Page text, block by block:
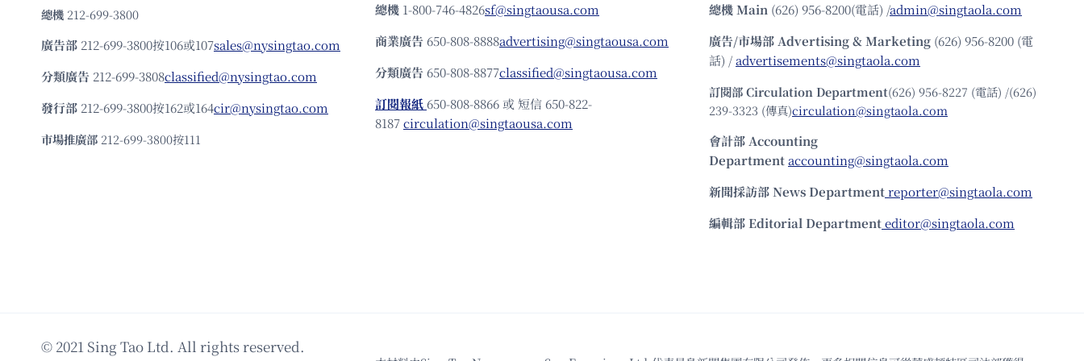
總機 212-699-3800
廣告部 212-699-3800按106或107sales@nysingtao.com
分類廣告 212-699-3808classified@nysingtao.com
發⾏部 212-699-3800按162或164cir@nysingtao.com
市場推廣部 212-699-3800按111
總機 1-800-746-4826sf@singtaousa.com
商業廣告 650-808-8888advertising@singtaousa.com
分類廣告 650-808-8877classified@singtaousa.com
訂閱報紙 650-808-8866 或 短信 650-822-
8187circulation@singtaousa.com
總機Main (626) 956-8200(電話) /admin@singtaola.com
廣告/市場部Advertising & Marketing (626) 956-8200 (電
話) /advertisements@singtaola.com
訂閱部 Circulation Department(626) 956-8227 (電話) /(626)
239-3323 (傳真)circulation@singtaola.com
會計部 Accounting
Departmentaccounting@singtaola.com
新聞採訪部 News Departmentreporter@singtaola.com
編輯部 Editorial Departmenteditor@singtaola.com
© 2021 Sing Tao Ltd. All rights reserved.